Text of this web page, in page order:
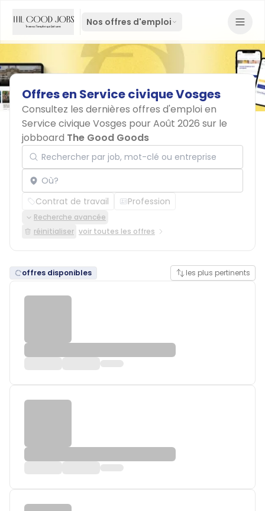
Nos offres d'emploi
Offresen ServiceciviqueVosges
Consultez les dernières offres d'emploi en
Service civique Vosges pour Août 2026 sur le
jobboard The Good Goods
Rechercher par job, mot-clé ou entreprise
Localisation
Contrat de travail Profession
Recherche avancée
réinitialiser voir toutes les offres
offres disponibles les plus pertinents